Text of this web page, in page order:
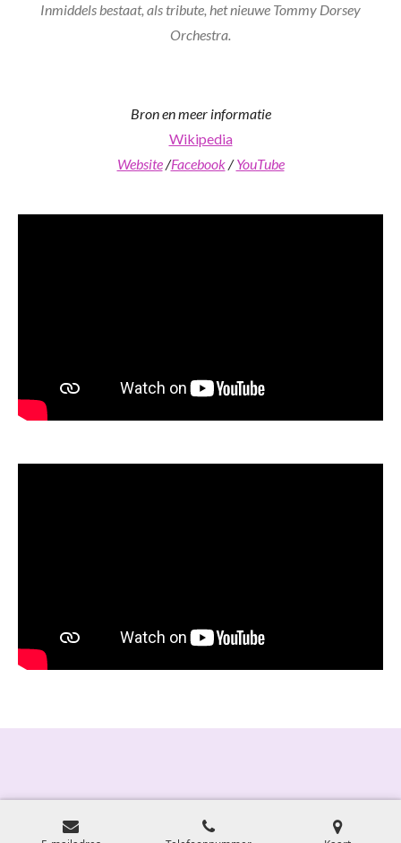
Inmiddels bestaat, als tribute, het nieuwe Tommy Dorsey
Orchestra.
Bron en meer informatie
Wikipedia
Website/Facebook/YouTube